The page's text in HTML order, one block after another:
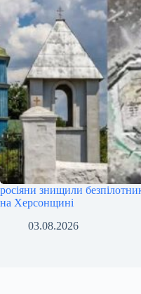
росіяни знищили
на Херсонщині
03.08.2026